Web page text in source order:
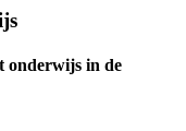
onderwijs in de